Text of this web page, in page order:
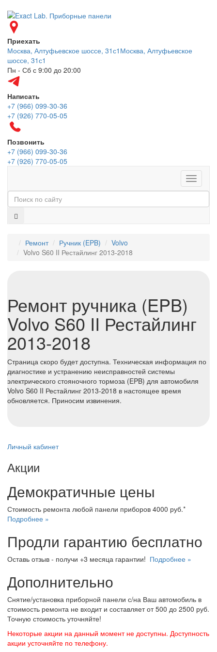
Приехать
Москва, Алтуфьевское шоссе, 31с1 Москва, Алтуфьевское
шоссе, 31с1
Пн - Сб с 9:00 до 20:00
Написать
+7 (966) 099-30-36
+7 (926) 770-05-05
Позвонить
+7 (966) 099-30-36
+7 (926) 770-05-05
Меню
Ремонт ⁠Ручник (EPB)
Volvo
Volvo S60 II Рестайлинг 2013-2018
Ремонт ручника (EPB)
Volvo S60 II Рестайлинг
2013-2018
Страница скоро будет доступна. Техническая информация по
диагностике и устранению неисправностей системы
электрического стояночного тормоза (EPB) для автомобиля
Volvo S60 II Рестайлинг 2013-2018 в настоящее время
обновляется. Приносим извинения.
Личный кабинет
Акции
Демократичные цены
Стоимость ремонта любой панели приборов 4000 руб.*
Подробнее »
Продли гарантию бесплатно
Оставь отзыв - получи +3 месяца гарантии! Подробнее »
Дополнительно
Снятие/установка приборной панели с/на Ваш автомобиль в
стоимость ремонта не входит и составляет от 500 до 2500 руб.
Точную стоимость уточняйте!
Некоторые акции на данный момент не доступны. Доступность
акции усточняйте по телефону.